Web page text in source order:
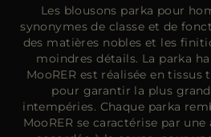
Les blousons parka pour
synonymes de classe et de
des matières nobles et les
moindres détails. La parka
MooRER est réalisée en tissus
pour garantir la plus
intempéries. Chaque parka
MooRER se caractérise par